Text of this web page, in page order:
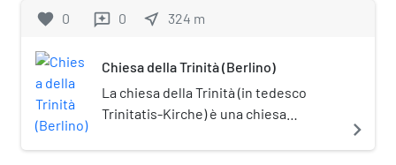
omonimo. La Stadtbahn si
con la Hamburg Stadtbahn. La
stazione è posta sotto tutela
monumentale
favorite 0 reviews 0 near_me 324 m
Chiesa della Trinità (Berlino)
La chiesa della Trinità (in tedesco
Trinitatis-Kirche) è una chiesa
quartiere di Charlottenburg. Costruita
navigate_next